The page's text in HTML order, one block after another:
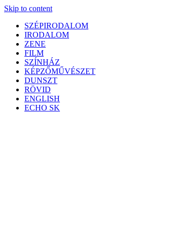
Skip to content
SZÉPIRODALOM
IRODALOM
ZENE
FILM
SZÍNHÁZ
KÉPZŐMŰVÉSZET
DUNSZT
RÖVID
ENGLISH
ECHO SK